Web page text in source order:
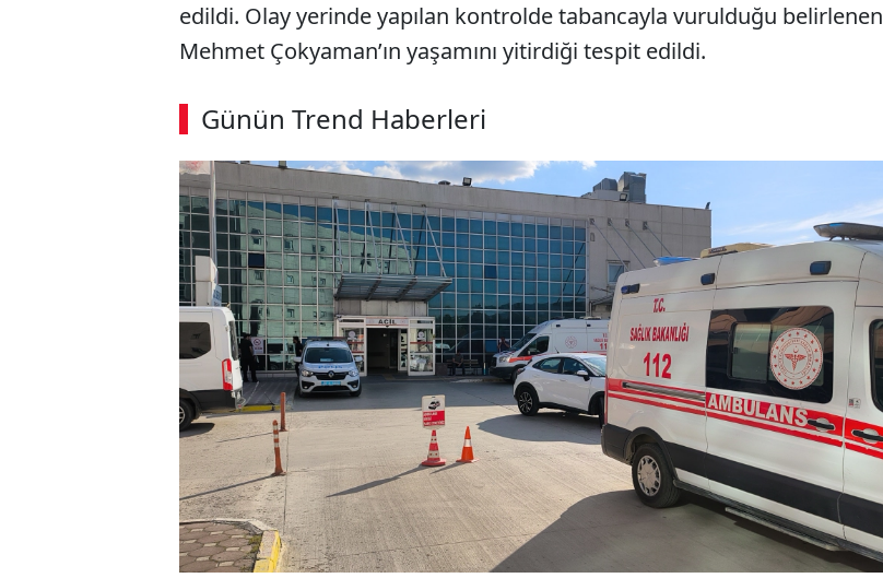
edildi. Olay yerinde yapılan kontrolde tabancayla vurulduğu belirlenen
Mehmet Çokyaman’ın yaşamını yitirdiği tespit edildi.
Günün Trend Haberleri
SÖZCÜ SON DAKİKA